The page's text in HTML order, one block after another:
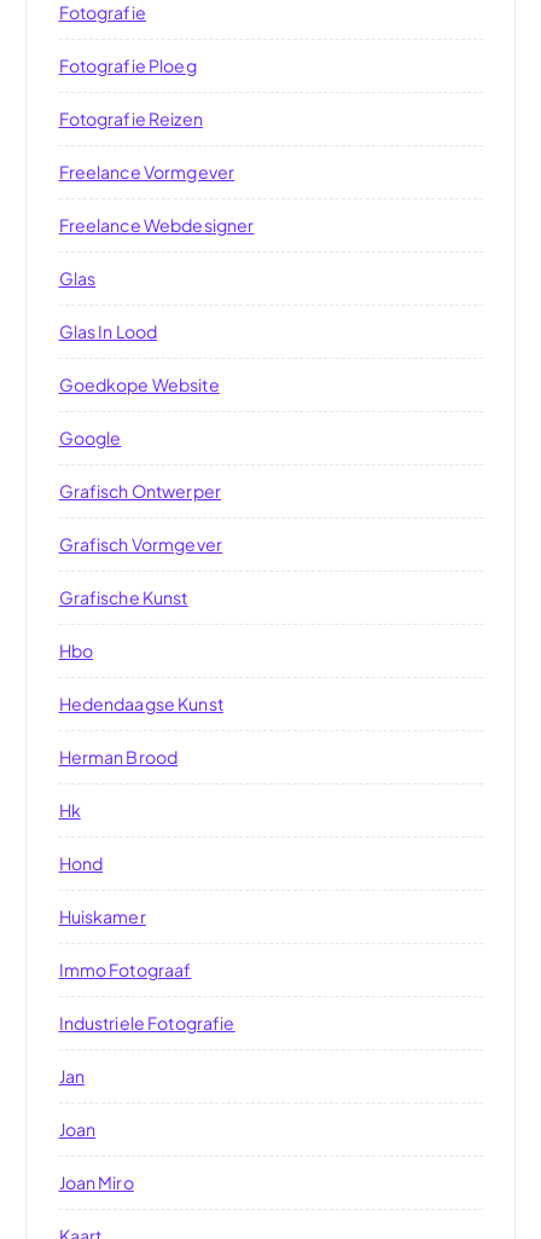
Fotografie
Fotografie Ploeg
Fotografie Reizen
Freelance Vormgever
Freelance Webdesigner
Glas
Glas In Lood
Goedkope Website
Google
Grafisch Ontwerper
Grafisch Vormgever
Grafische Kunst
Hbo
Hedendaagse Kunst
Herman Brood
Hk
Hond
Huiskamer
Immo Fotograaf
Industriele Fotografie
Jan
Joan
Joan Miro